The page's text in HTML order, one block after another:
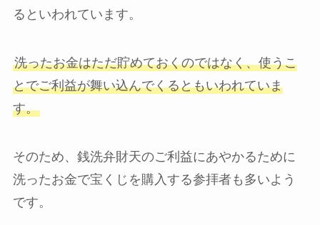
るといわれています。
洗ったお金はただ貯めておくのではなく、使うこ
とでご利益が舞い込んでくるともいわれていま
す。
そのため、銭洗弁財天のご利益にあやかるために
洗ったお金で宝くじを購入する参拝者も多いよう
です。